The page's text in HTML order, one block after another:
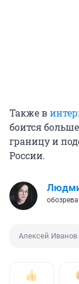
Также в
боится
границу и
России.
Алексей Иванов